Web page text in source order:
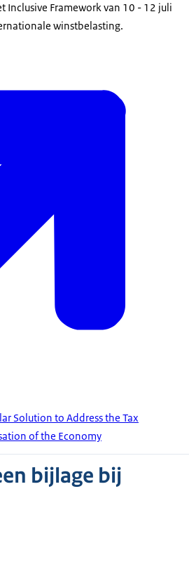
Inclusive Framework van 10 - 12 juli
winstbelasting.
Solution to Address the Tax
of the Economy
bijlage bij